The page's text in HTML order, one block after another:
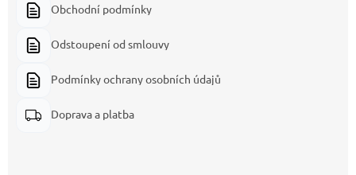
Obchodní podmínky
Odstoupení od smlouvy
Podmínky ochrany osobních údajů
Doprava a platba